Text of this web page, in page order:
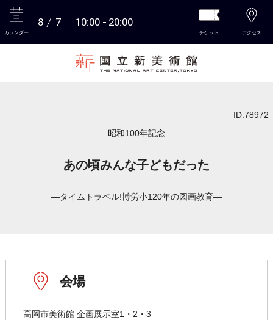
カレンダー
8 7 10:00 20:00
チケット アクセス
ID:78972
昭和100年記念
あの頃みんな子どもだった
―タイムトラベル!博労小120年の図画教育―
会場
高岡市美術館 企画展示室1・2・3